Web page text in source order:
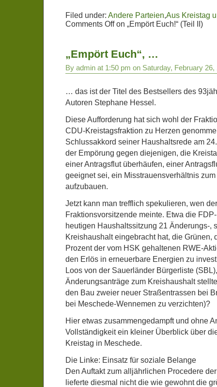
Filed under: Andere Parteien,Aus Kreistag
Comments Offon „Empört Euch!“ (Teil II)
„Empört Euch“, …
By admin at 1:50 pm on Saturday, February 26,
… das ist der Titel des Bestsellers des
Autoren Stephane Hessel.
Diese Aufforderung hat sich wohl der
CDU-Kreistagsfraktion zu Herzen
Schlussakkord seiner Haushaltsrede am
der Empörung gegen diejenigen, die
einer Antragsflut überhäufen, einer
geeignet sei, ein Misstrauensverhältnis
aufzubauen.
Jetzt kann man trefflich spekulieren, wen
Fraktionsvorsitzende meinte. Etwa die
heutigen Haushaltssitzung 21 Änderungs-,
Kreishaushalt eingebracht hat, die Grünen,
Prozent der vom HSK gehaltenen RWE-
den Erlös in erneuerbare Energien zu
Loos von der Sauerländer Bürgerliste
Änderungsanträge zum Kreishaushalt
den Bau zweier neuer Straßentrassen bei
bei Meschede-Wennemen zu verzichten)?
Hier etwas zusammengedampft und ohne
Vollständigkeit ein kleiner Überblick über
Kreistag in Meschede.
Die Linke: Einsatz für soziale Belange
Den Auftakt zum alljährlichen Procedere
lieferte diesmal nicht die wie gewohnt die